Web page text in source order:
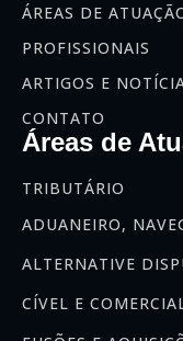
ÁREAS DE
PROFISSIONAIS
ARTIGOS E
CONTATO
Áreas de
TRIBUTÁRIO
ADUANEIRO,
ALTERNATIVE
CÍVEL E